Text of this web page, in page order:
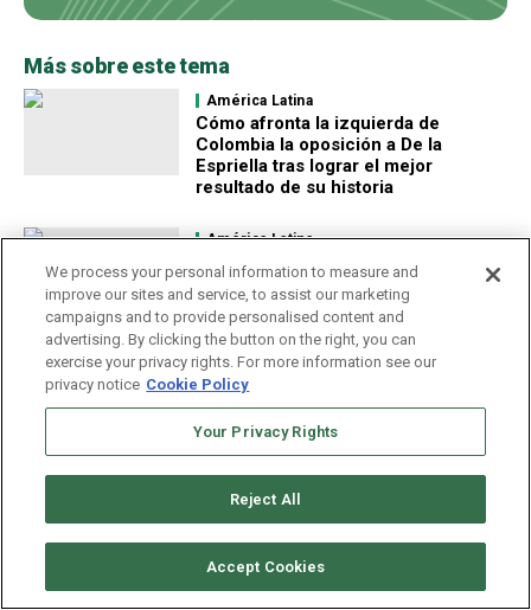
Más sobre este tema
América Latina
Cómo afronta la izquierda de
Colombia la oposición a De la
Espriella tras lograr el mejor
resultado de su historia
América Latina
Los graves efectos que los
científicos pronostican en América
Latina por el fenómeno de “El Niño”
América Latina
Cómo funciona Pix, el sistema
brasileño de pagos que Trump ve
como una amenaza
América Latina
Más de 1,500 personas permanecen
en Venezuela
We process your personal information to measure and
improve our sites and service, to assist our marketing
campaigns and to provide personalised content and
advertising. By clicking the button on the right, you can
exercise your privacy rights. For more information see our
privacy notice Cookie Policy
Your Privacy Rights
Reject All
Accept Cookies